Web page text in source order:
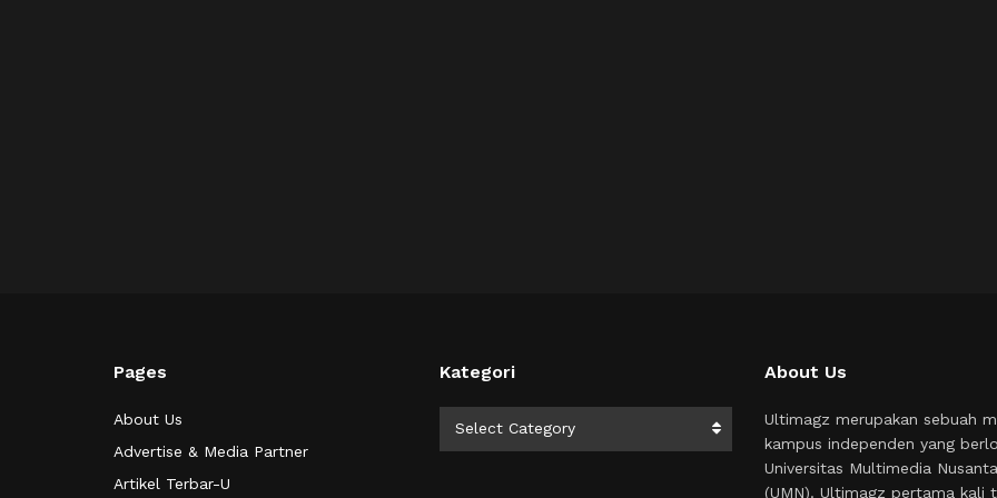
Pages
About Us
Advertise & Media Partner
Artikel Terbar-U
Kategori
Select Category
About Us
Ultimagz merupakan sebuah
kampus independen yang
Universitas Multimedia
(UMN). Ultimagz pertama kali